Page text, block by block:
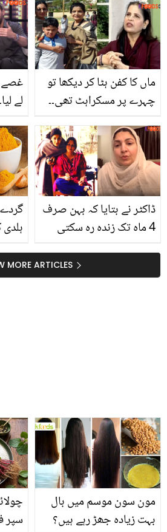
نے
میں
غصے
لے
کی
ماں کا کفن ہٹا کر دیکھا تو
چہرے پر مسکراہٹ تھی۔۔
آخری لمحوں کو یاد کرتے
ہوئے رو پڑیں
جسم
ڈاکٹر نے بتایا کہ بہن صرف
4 ماہ تک زندہ رہ سکتی
اٹھنے کا سوچ بھی نہیں
سکتی تھی! شگفتہ اعجاز
MORE ARTICLES
سپر
مون سون موسم میں بال
بہت زیادہ جھڑ رہے ہیں؟